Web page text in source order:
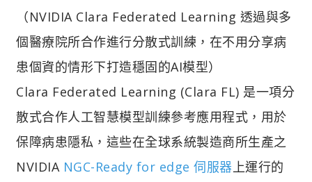
（NVIDIA Clara Federated Learning 透過與多
個醫療院所合作進行分散式訓練，在不用分享病
患個資的情形下打造穩固的AI模型）
Clara Federated Learning (Clara FL) 是一項分
散式合作人工智慧模型訓練參考應用程式，用於
保障病患隱私，這些在全球系統製造商所生產之
NVIDIA NGC-Ready for edge 伺服器 上運行的